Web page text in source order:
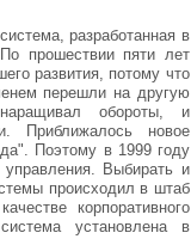
разработанная в
прошествии пяти лет
развития, потому что
перешли на другую
обороты, и
Приближалось новое
Поэтому в 1999 году
Выбирать и
происходил в штаб
корпоративного
установлена в